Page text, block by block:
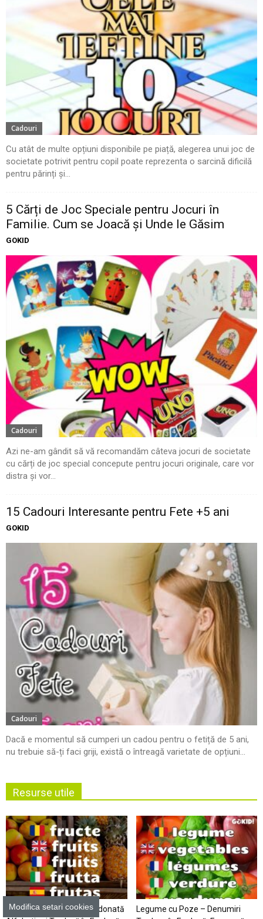
Cadouri
Cu atât de multe opțiuni disponibile pe piață, alegerea unui joc de
societate potrivit pentru copil poate reprezenta o sarcină dificilă
pentru părinți și...
5 Cărți de Joc Speciale pentru Jocuri în
Familie. Cum se Joacă și Unde le Găsim
GOKID
Cadouri
Azi ne-am gândit să vă recomandăm câteva jocuri de societate
cu cărți de joc special concepute pentru jocuri originale, care vor
distra și vor...
15 Cadouri Interesante pentru Fete +5 ani
GOKID
Cadouri
Dacă e momentul să cumperi un cadou pentru o fetiță de 5 ani,
nu trebuie să-ți faci griji, există o întreagă varietate de opțiuni...
Resurse utile
Fructe cu Poze – Listă Ordonată
Legume cu Poze – Denumiri
Modifica setari cookies